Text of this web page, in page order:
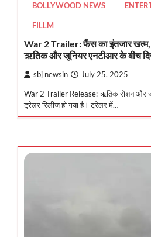
BOLLYWOOD NEWS
FILLM
War 2 Trailer: फैंस का इंतजार खत्म,
ऋतिक और जूनियर एनटीआर के बीच
sbj newsin July 25, 2025
War 2 Trailer Release: ऋतिक रोशन और
ट्रेलर रिलीज हो गया है। ट्रेलर में…